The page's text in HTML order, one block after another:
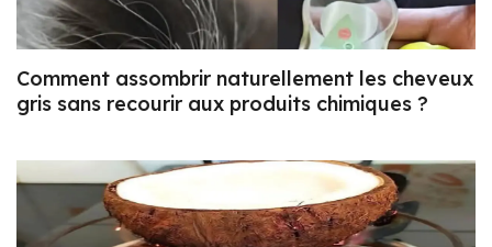
Comment assombrir naturellement les cheveux
gris sans recourir aux produits chimiques ?